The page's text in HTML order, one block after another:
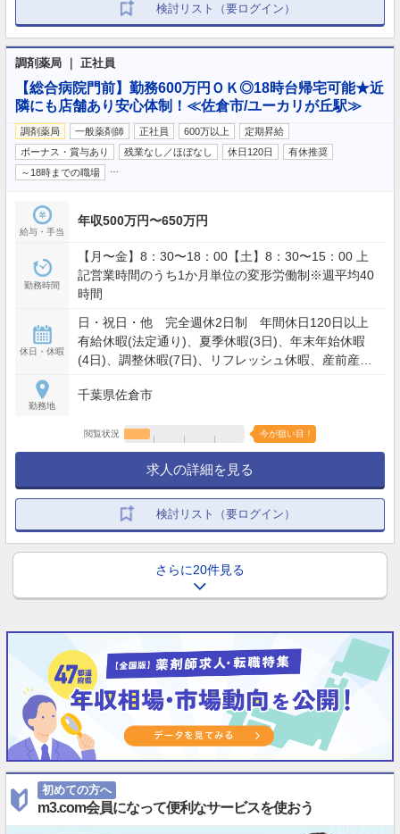
検討リスト（要ログイン）
調剤薬局 ｜ 正社員
【総合病院門前】勤務600万円ＯＫ◎18時台帰宅可能★近
隣にも店舗あり安心体制！≪佐倉市/ユーカリが丘駅≫
調剤薬局 一般薬剤師 正社員 600万以上
定期昇給
ボーナス・賞与あり
残業なし／ほぼなし 休日120日
有休推奨
～18時までの職場
給与・手当
年収500万円〜650万円
勤務時間
【月〜金】8：30〜18：00【土】8：30〜15：00 上
記営業時間のうち1か月単位の変形労働制※週平均40
時間
休日・休暇
日・祝日・他 完全週休2日制 年間休日120日以上
有給休暇(法定通り)、夏季休暇(3日)、年末年始休暇
(4日)、調整休暇(7日)、リフレッシュ休暇、産前産後
勤務地
千葉県佐倉市
閲覧状況 今が狙い目！
求人の詳細を見る
検討リスト（要ログイン）
さらに20件見る
初めての方へ
m3.com会員になって便利なサービスを使おう